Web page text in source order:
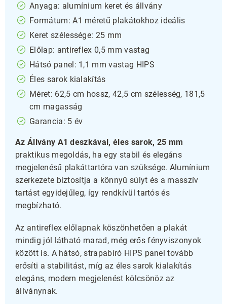
Anyaga: alumínium keret és állvány
Formátum: A1 méretű plakátokhoz ideális
Keret szélessége: 25 mm
Előlap: antireflex 0,5 mm vastag
Hátsó panel: 1,1 mm vastag HIPS
Éles sarok kialakítás
Méret: 62,5 cm hossz, 42,5 cm szélesség, 181,5
cm magasság
Garancia: 5 év
Az Állvány A1 deszkával, éles sarok, 25 mm
praktikus megoldás, ha egy stabil és elegáns
megjelenésű plakáttartóra van szüksége. Alumínium
szerkezete biztosítja a könnyű súlyt és a masszív
tartást egyidejűleg, így rendkívül tartós és
megbízható.
Az antireflex előlapnak köszönhetően a plakát
mindig jól látható marad, még erős fényviszonyok
között is. A hátsó, strapabíró HIPS panel tovább
erősíti a stabilitást, míg az éles sarok kialakítás
elegáns, modern megjelenést kölcsönöz az
állványnak.